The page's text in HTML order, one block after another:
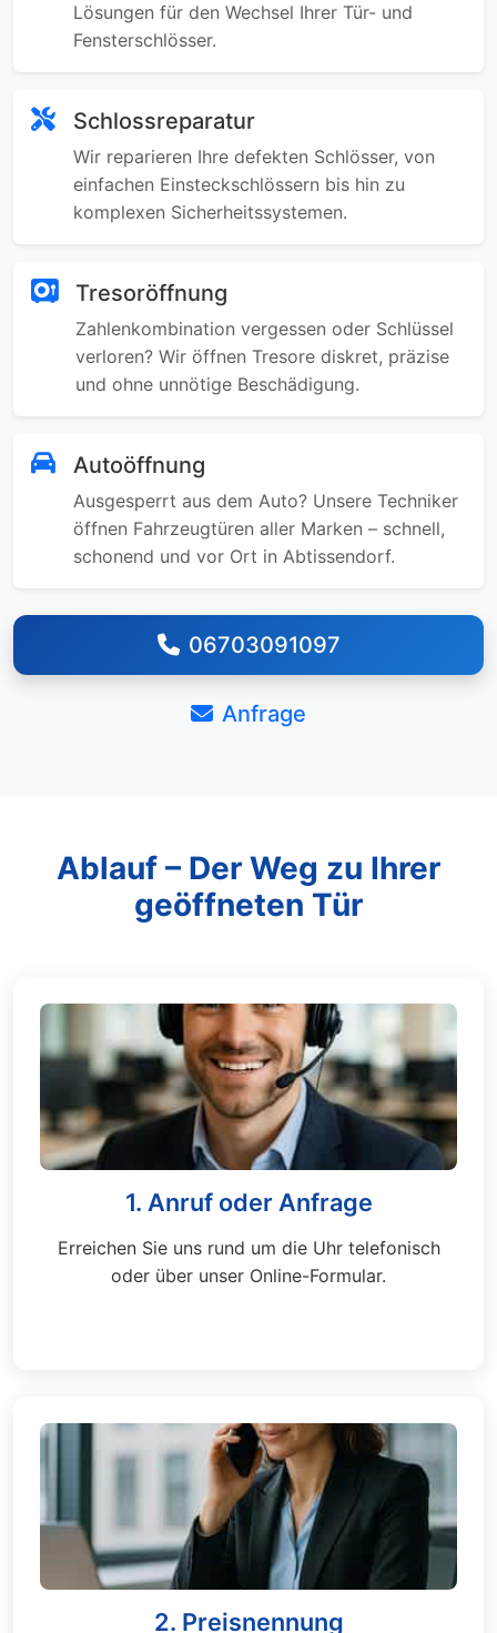
Lösungen für den Wechsel Ihrer Tür- und
Fensterschlösser.
Schlossreparatur
Wir reparieren Ihre defekten Schlösser, von
einfachen Einsteckschlössern bis hin zu
komplexen Sicherheitssystemen.
Tresoröffnung
Zahlenkombination vergessen oder Schlüssel
verloren? Wir öffnen Tresore diskret, präzise
und ohne unnötige Beschädigung.
Autoöffnung
Ausgesperrt aus dem Auto? Unsere Techniker
öffnen Fahrzeugtüren aller Marken – schnell,
schonend und vor Ort in Abtissendorf.
06703091097
Anfrage
Ablauf – Der Weg zu Ihrer
geöffneten Tür
1. Anruf oder Anfrage
Erreichen Sie uns rund um die Uhr telefonisch
oder über unser Online-Formular.
2. Preisnennung